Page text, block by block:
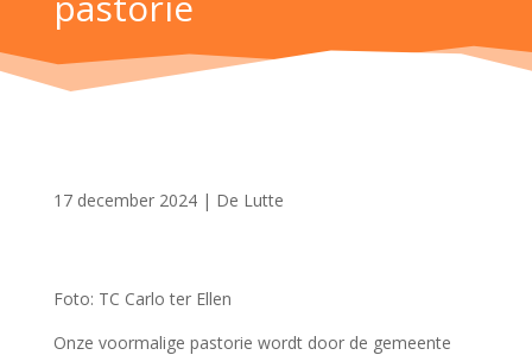
17 december 2024| De Lutte
Foto: TC Carlo ter Ellen
Onze voormalige pastorie wordt door de gemeente